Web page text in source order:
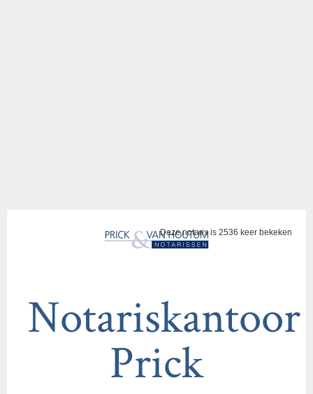
Deze notaris is 2536 keer bekeken
Notariskantoor
Prick